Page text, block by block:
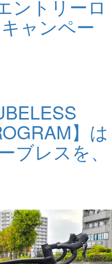
ントリーロ
ャンペー
】は
ブレスを、